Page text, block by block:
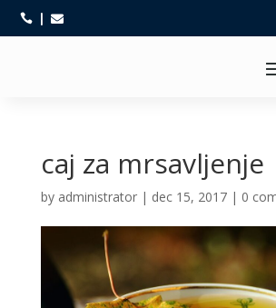
 
caj za mrsavljenje
by administrator| dec 15, 2017| 0